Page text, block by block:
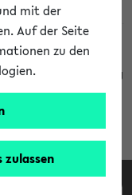
und nicht abhängig
LinkedIn TikTok
mit der
Auf der Seite
zu den
zulassen